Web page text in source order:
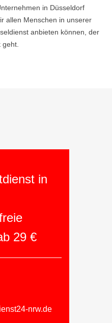
in Düsseldorf
allen Menschen in unserer
anbieten können, der
in
29 €
nrw.de